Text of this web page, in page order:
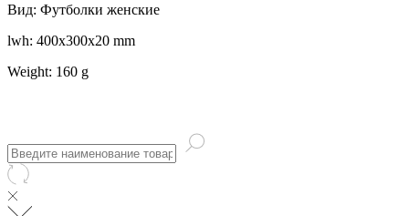
Вид: Футболки женские
lwh: 400x300x20 mm
Weight: 160 g